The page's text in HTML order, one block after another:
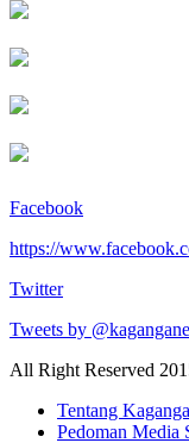
Facebook
https://
Twitter
Tweets by
All Right Reserved
Tentang Kaganga
Pedoman Media